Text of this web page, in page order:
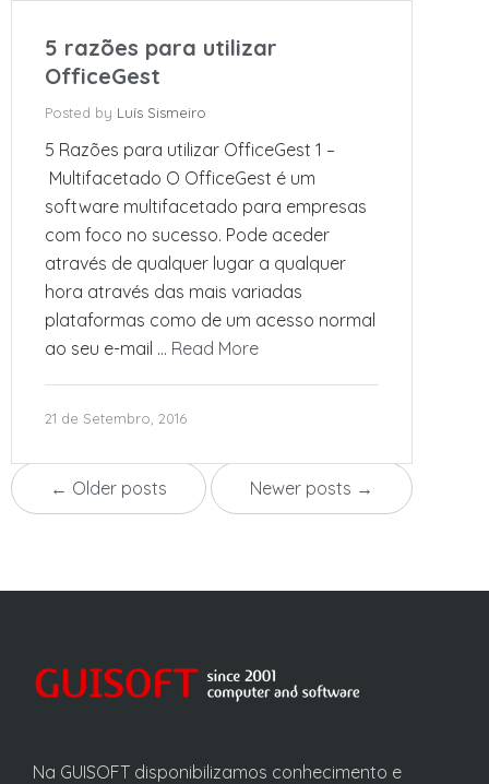
5 razões para utilizar
OfficeGest
Posted by Luís Sismeiro
5 Razões para utilizar OfficeGest 1 –
Multifacetado O OfficeGest é um
software multifacetado para empresas
com foco no sucesso. Pode aceder
através de qualquer lugar a qualquer
hora através das mais variadas
plataformas como de um acesso normal
ao seu e-mail … Read More
21 de Setembro, 2016
← Older posts Newer posts →
Na GUISOFT disponibilizamos conhecimento e